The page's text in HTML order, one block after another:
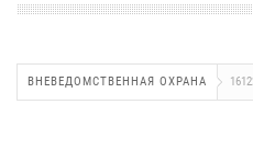
ВНЕВЕДОМСТВЕННАЯ ОХРАНА